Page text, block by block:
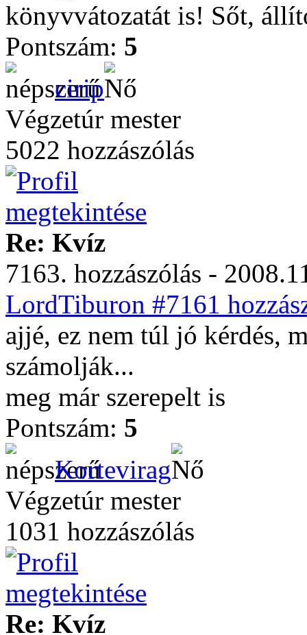
könyvvátozatát is! Sőt,
Pontszám: 5
cirip
Végzetúr mester
5022 hozzászólás
Re: Kvíz
7163. hozzászólás -
LordTiburon #7161
ajjé, ez nem túl jó kérdés,
számolják...
meg már szerepelt is
Pontszám: 5
Kortevirag
Végzetúr mester
1031 hozzászólás
Re: Kvíz